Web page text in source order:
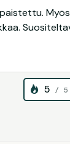
5 / 5